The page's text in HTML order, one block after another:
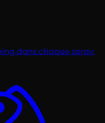
dans chaque spray.